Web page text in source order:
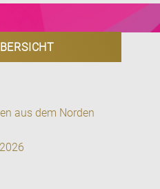
aus dem Norden